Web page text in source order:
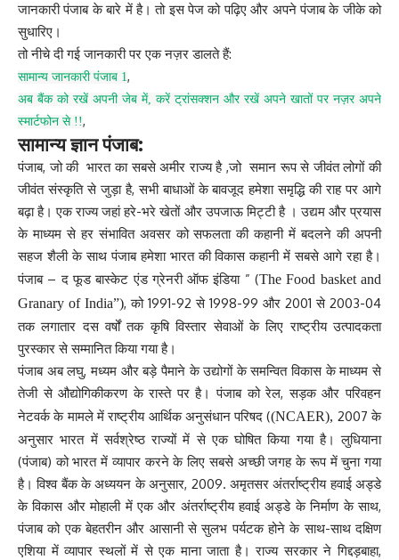
जानकारी पंजाब के बारे में है। तो इस पेज को पढ़िए और अपने पंजाब के जीके को
सुधारिए।
तो नीचे दी गई जानकारी पर एक नज़र डालते हैं:
सामान्य जानकारी पंजाब 1,
अब बैंक को रखें अपनी जेब में, करें ट्रांसक्शन और रखें अपने खातों पर नज़र अपने
स्मार्टफोन से !!,
सामान्य ज्ञान पंजाब:
पंजाब, जो की भारत का सबसे अमीर राज्य है ,जो समान रूप से जीवंत लोगों की
जीवंत संस्कृति से जुड़ा है, सभी बाधाओं के बावजूद हमेशा समृद्धि की राह पर आगे
बढ़ा है। एक राज्य जहां हरे-भरे खेतों और उपजाऊ मिट्टी है । उद्यम और प्रयास
के माध्यम से हर संभावित अवसर को सफलता की कहानी में बदलने की अपनी
सहज शैली के साथ पंजाब हमेशा भारत की विकास कहानी में सबसे आगे रहा है।
पंजाब – द फूड बास्केट एंड ग्रेनरी ऑफ इंडिया ” (The Food basket and
Granary of India”), को 1991-92 से 1998-99 और 2001 से 2003-04
तक लगातार दस वर्षों तक कृषि विस्तार सेवाओं के लिए राष्ट्रीय उत्पादकता
पुरस्कार से सम्मानित किया गया है।
पंजाब अब लघु, मध्यम और बड़े पैमाने के उद्योगों के समन्वित विकास के माध्यम से
तेजी से औद्योगिकीकरण के रास्ते पर है। पंजाब को रेल, सड़क और परिवहन
नेटवर्क के मामले में राष्ट्रीय आर्थिक अनुसंधान परिषद ((NCAER), 2007 के
अनुसार भारत में सर्वश्रेष्ठ राज्यों में से एक घोषित किया गया है। लुधियाना
(पंजाब) को भारत में व्यापार करने के लिए सबसे अच्छी जगह के रूप में चुना गया
है। विश्व बैंक के अध्ययन के अनुसार, 2009. अमृतसर अंतर्राष्ट्रीय हवाई अड्डे
के विकास और मोहाली में एक और अंतर्राष्ट्रीय हवाई अड्डे के निर्माण के साथ,
पंजाब को एक बेहतरीन और आसानी से सुलभ पर्यटक होने के साथ-साथ दक्षिण
एशिया में व्यापार स्थलों में से एक माना जाता है। राज्य सरकार ने गिद्दड़बाहा,